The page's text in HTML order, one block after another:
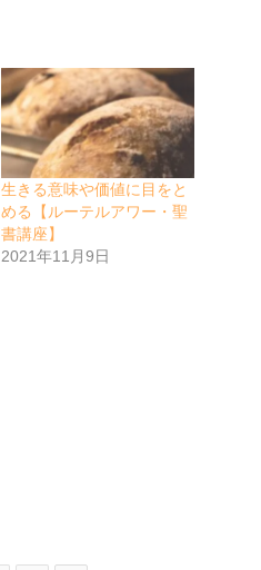
生きる意味や価値に目をと
める【ルーテルアワー・聖
書講座】
2021年11月9日